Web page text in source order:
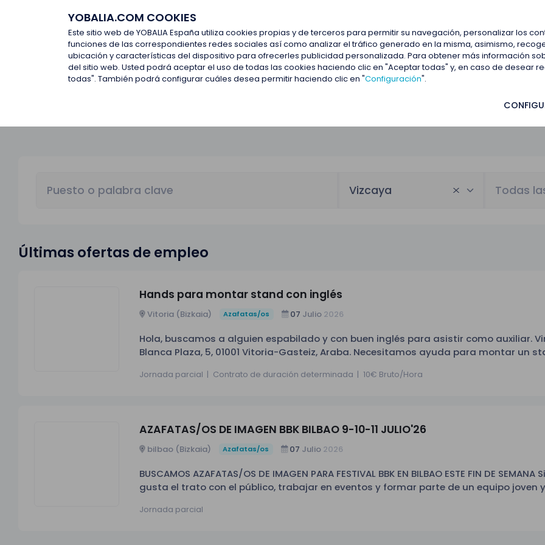
YOBALIA.COM COOKIES
Este sitio web de YOBALIA España utiliza cookies propias y de terceros para permitir su navegación, personalizar los
funciones de las correspondientes redes sociales así como analizar el tráfico generado en la misma, asimismo,
ubicación y características del dispositivo para ofrecerles publicidad personalizada. Para obtener más información
del sitio web. Usted podrá aceptar el uso de todas las cookies haciendo clic en "Aceptar todas" y, en caso de desear
todas". También podrá configurar cuáles desea permitir haciendo clic en "Configuración".
Últimas ofertas
Últimas ofertas
Vizcaya Todas
Últimas ofertas de empleo
Hands para montar stand con inglés
Vitoria (Bizkaia) Azafatas/os 07 Julio 2026
Hola, buscamos a alguien espabilado y con buen inglés para asistir como auxiliar.
Blanca Plaza, 5, 01001 Vitoria-Gasteiz, Araba. Necesitamos ayuda para montar un
Jornada parcial | Contrato de duración determinada | 10€ Bruto/Hora
AZAFATAS/OS DE IMAGEN BBK BILBAO 9-10-11 JULIO'26
bilbao (Bizkaia) Azafatas/os 07 Julio 2026
BUSCAMOS AZAFATAS/OS DE IMAGEN PARA FESTIVAL BBK EN BILBAO ESTE FIN DE SEMANA Si te
gusta el trato con el público, trabajar en eventos y formar parte de un equipo joven y
PERFIL: Excelente actitud y presencia profesional. Buena imagen Energía, proactividad y
Jornada parcial